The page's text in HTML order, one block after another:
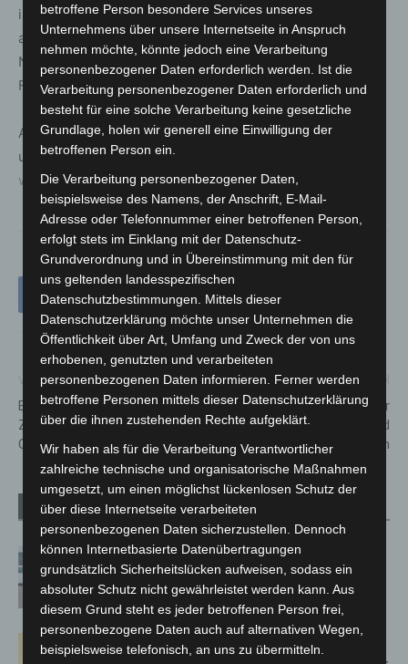
ist mit dem Anspruch auf passiven Schallschutz ein
ausreichender Lärmschutz durch die ausgewiesene
Nachtschutzzone des Lärmschutzbereichs gemäß
Fluglärmschutzgesetz gewährleistet.
Alle Informationen zum Bauprojekt, Sperrungszeiträume
und zum Schallschutzprogramm finden Anwohner auf
www.haj-bahnfrei.de.
Vorheriger Artikel
BKA meldet Fahndungserfolg:
Zwei vermisste Kinder aus
Cottbus wieder da
Nächster Artikel
Kamishibai-Erzähltheater für
Kinder im Haus der Jugend
Langenhagen
Verwandte Artikel Mehr vom Autor
Niedersachsen: Feuerwehrkräfte
kehren nach Waldbrandeinsatz aus
Spanien zurück
Hannover: Erste Tigermücken-
betroffene Person besondere Services unseres
Unternehmens über unsere Internetseite in Anspruch
nehmen möchte, könnte jedoch eine Verarbeitung
personenbezogener Daten erforderlich werden. Ist die
Verarbeitung personenbezogener Daten erforderlich und
besteht für eine solche Verarbeitung keine gesetzliche
Grundlage, holen wir generell eine Einwilligung der
betroffenen Person ein.
Die Verarbeitung personenbezogener Daten,
beispielsweise des Namens, der Anschrift, E-Mail-
Adresse oder Telefonnummer einer betroffenen Person,
erfolgt stets im Einklang mit der Datenschutz-
Grundverordnung und in Übereinstimmung mit den für
uns geltenden landesspezifischen
Datenschutzbestimmungen. Mittels dieser
Datenschutzerklärung möchte unser Unternehmen die
Öffentlichkeit über Art, Umfang und Zweck der von uns
erhobenen, genutzten und verarbeiteten
personenbezogenen Daten informieren. Ferner werden
betroffene Personen mittels dieser Datenschutzerklärung
über die ihnen zustehenden Rechte aufgeklärt.
Wir haben als für die Verarbeitung Verantwortlicher
zahlreiche technische und organisatorische Maßnahmen
umgesetzt, um einen möglichst lückenlosen Schutz der
über diese Internetseite verarbeiteten
personenbezogenen Daten sicherzustellen. Dennoch
können Internetbasierte Datenübertragungen
grundsätzlich Sicherheitslücken aufweisen, sodass ein
absoluter Schutz nicht gewährleistet werden kann. Aus
diesem Grund steht es jeder betroffenen Person frei,
personenbezogene Daten auch auf alternativen Wegen,
beispielsweise telefonisch, an uns zu übermitteln.